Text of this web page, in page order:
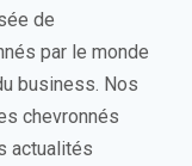
de
par le monde
business. Nos
chevronnés
actualités